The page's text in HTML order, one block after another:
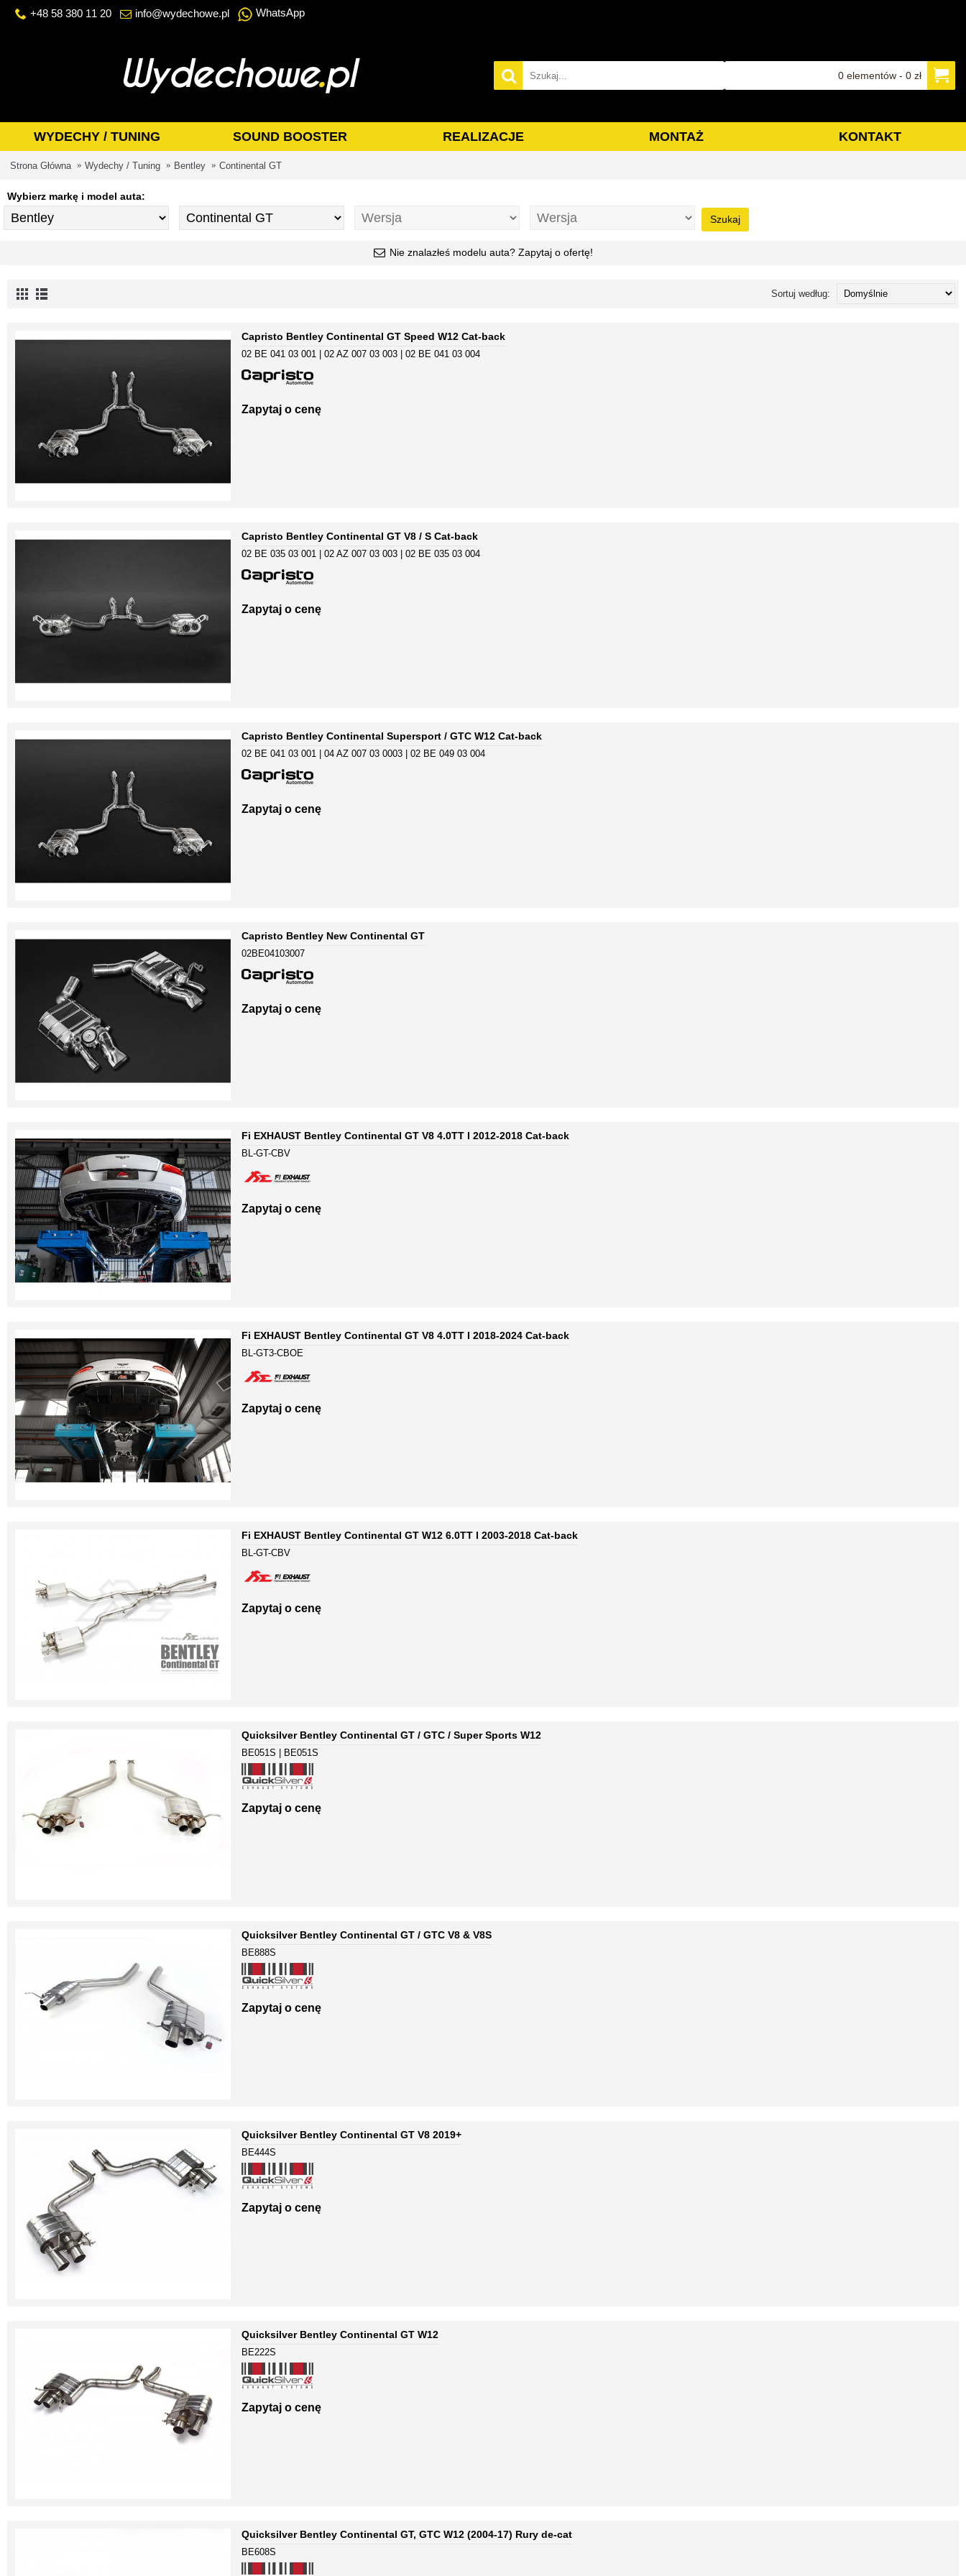
+48 58 380 11 20 info@wydechowe.pl WhatsApp
0 elementów - 0 zł
WYDECHY / TUNING SOUND BOOSTER REALIZACJE MONTAŻ KONTAKT
Strona Główna Wydechy / Tuning Bentley Continental GT
Wybierz markę i model auta:
Szukaj
Nie znalazłeś modelu auta? Zapytaj o ofertę!
Sortuj według:
Capristo Bentley Continental GT Speed W12 Cat-back
02 BE 041 03 001 | 02 AZ 007 03 003 | 02 BE 041 03 004
Zapytaj o cenę
Capristo Bentley Continental GT V8 / S Cat-back
02 BE 035 03 001 | 02 AZ 007 03 003 | 02 BE 035 03 004
Zapytaj o cenę
Capristo Bentley Continental Supersport / GTC W12 Cat-back
02 BE 041 03 001 | 04 AZ 007 03 0003 | 02 BE 049 03 004
Zapytaj o cenę
Capristo Bentley New Continental GT
02BE04103007
Zapytaj o cenę
Fi EXHAUST Bentley Continental GT V8 4.0TT l 2012-2018 Cat-back
BL-GT-CBV
Zapytaj o cenę
Fi EXHAUST Bentley Continental GT V8 4.0TT l 2018-2024 Cat-back
BL-GT3-CBOE
Zapytaj o cenę
Fi EXHAUST Bentley Continental GT W12 6.0TT l 2003-2018 Cat-back
BL-GT-CBV
Zapytaj o cenę
Quicksilver Bentley Continental GT / GTC / Super Sports W12
BE051S | BE051S
Zapytaj o cenę
Quicksilver Bentley Continental GT / GTC V8 & V8S
BE888S
Zapytaj o cenę
Quicksilver Bentley Continental GT V8 2019+
BE444S
Zapytaj o cenę
Quicksilver Bentley Continental GT W12
BE222S
Zapytaj o cenę
Quicksilver Bentley Continental GT, GTC W12 (2004-17) Rury de-cat
BE608S